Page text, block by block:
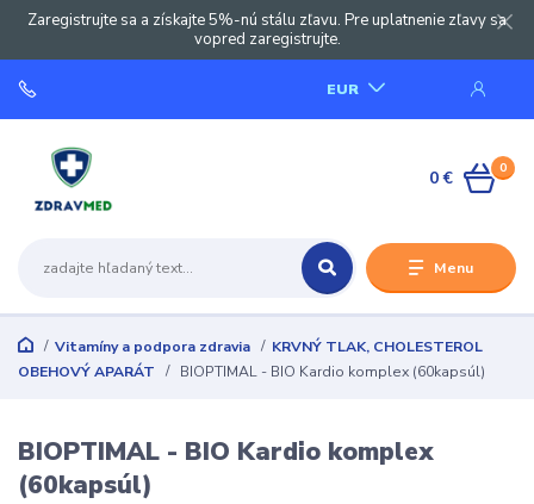
Zaregistrujte sa a získajte 5%-nú stálu zľavu. Pre uplatnenie zľavy sa
vopred zaregistrujte.
Menu
EUR
0
0 €
Vitamíny a podpora zdravia
KRVNÝ TLAK, CHOLESTEROL
OBEHOVÝ APARÁT
BIOPTIMAL - BIO Kardio komplex (60kapsúl)
BIOPTIMAL - BIO Kardio komplex
(60kapsúl)